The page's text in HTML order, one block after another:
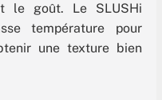
le goût. Le SLUSHi
température pour
une texture bien